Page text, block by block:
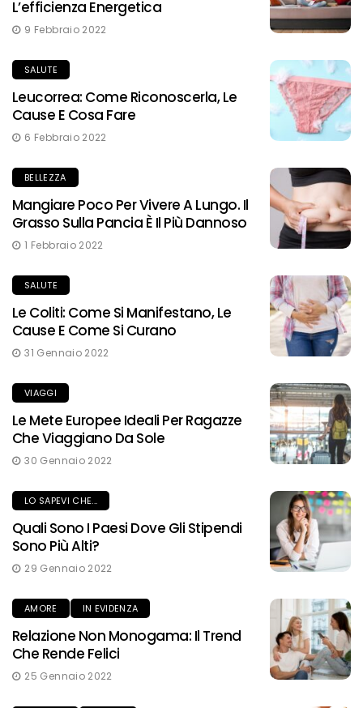
L’efficienza Energetica
9 Febbraio 2022
SALUTE
Leucorrea: Come Riconoscerla, Le
Cause E Cosa Fare
6 Febbraio 2022
BELLEZZA
Mangiare Poco Per Vivere A Lungo. Il
Grasso Sulla Pancia È Il Più Dannoso
1 Febbraio 2022
SALUTE
Le Coliti: Come Si Manifestano, Le
Cause E Come Si Curano
31 Gennaio 2022
VIAGGI
Le Mete Europee Ideali Per Ragazze
Che Viaggiano Da Sole
30 Gennaio 2022
LO SAPEVI CHE...
Quali Sono I Paesi Dove Gli Stipendi
Sono Più Alti?
29 Gennaio 2022
AMORE IN EVIDENZA
Relazione Non Monogama: Il Trend
Che Rende Felici
25 Gennaio 2022